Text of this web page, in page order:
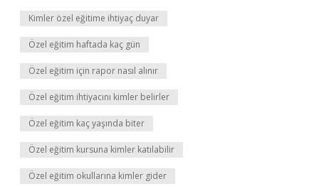
Kimler özel eğitime ihtiyaç duyar
Özel eğitim haftada kaç gün
Özel eğitim için rapor nasıl alınır
Özel eğitim ihtiyacını kimler belirler
Özel eğitim kaç yaşında biter
Özel eğitim kursuna kimler katılabilir
Özel eğitim okullarına kimler gider